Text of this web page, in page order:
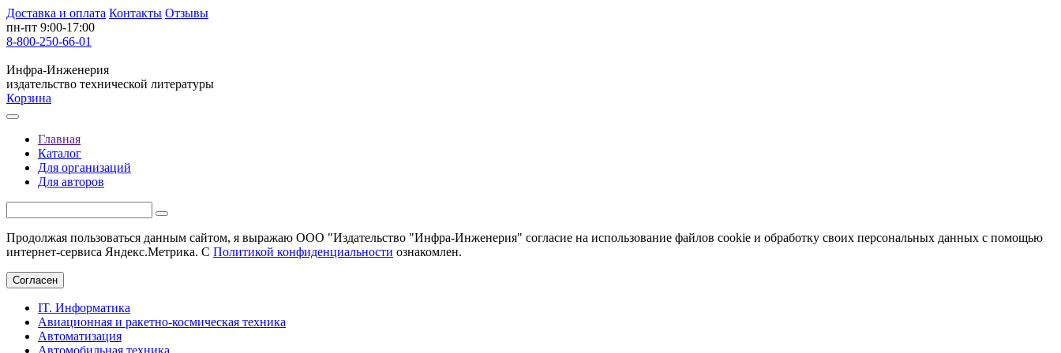
Доставка и оплата Контакты Отзывы
пн-пт 9:00-17:00
8-800-250-66-01
Инфра-Инженерия
издательство технической литературы
Корзина
Главная
Каталог
Для организаций
Для авторов
Продолжая пользоваться данным сайтом, я выражаю ООО "Издательство "Инфра-Инженерия" согласие на использование файлов cookie и обработку своих персональных данных с помощью
интернет-сервиса Яндекс.Метрика. С Политикой конфиденциальности ознакомлен.
Согласен
IT. Информатика
Авиационная и ракетно-космическая техника
Автоматизация
Автомобильная техника